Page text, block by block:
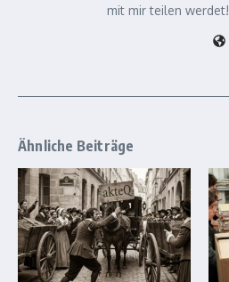
mit mir teilen werdet!
Ähnliche Beiträge